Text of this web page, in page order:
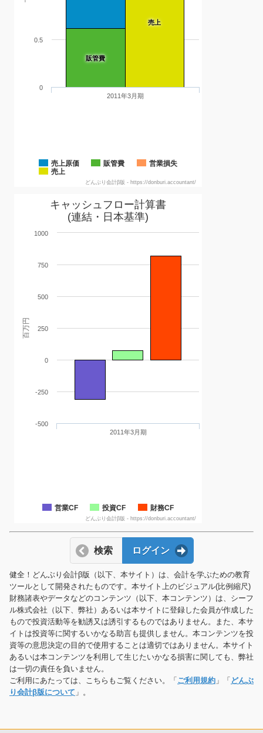
販管費
売上
売上原価 販管費
営業損失
売上
2011年3月期
0
0.5
どんぶり会計β版 - https://donburi.accountant/
百万円
キャッシュフロー計算書
(連結・日本基準)
営業CF 投資CF 財務CF
2011年3月期
-500
-250
0
250
500
750
1000
どんぶり会計β版 - https://donburi.accountant/
検索 ログイン
健全！どんぶり会計β版（以下、本サイト）は、会計を学ぶための教育
ツールとして開発されたものです。本サイト上のビジュアル(比例縮尺)
財務諸表やデータなどのコンテンツ（以下、本コンテンツ）は、シーフ
ル株式会社（以下、弊社）あるいは本サイトに登録した会員が作成した
もので投資活動等を勧誘又は誘引するものではありません。また、本サ
イトは投資等に関するいかなる助言も提供しません。本コンテンツを投
資等の意思決定の目的で使用することは適切ではありません。本サイト
あるいは本コンテンツを利用して生じたいかなる損害に関しても、弊社
は一切の責任を負いません。
ご利用にあたっては、こちらもご覧ください。「 ご利用規約 」「 どんぶ
り会計β版について 」。